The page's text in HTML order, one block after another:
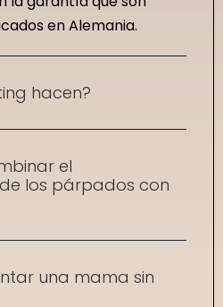
en Alemania.
hacen?
el
los párpados con
una mama sin